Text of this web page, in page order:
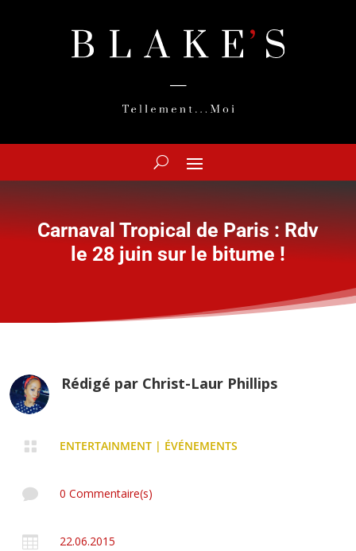
Carnaval Tropical de Paris : Rdv
le 28 juin sur le bitume !
Rédigé par Christ-Laur Phillips
 ENTERTAINMENT| ÉVÉNEMENTS
 0 Commentaire(s)
 22.06.2015